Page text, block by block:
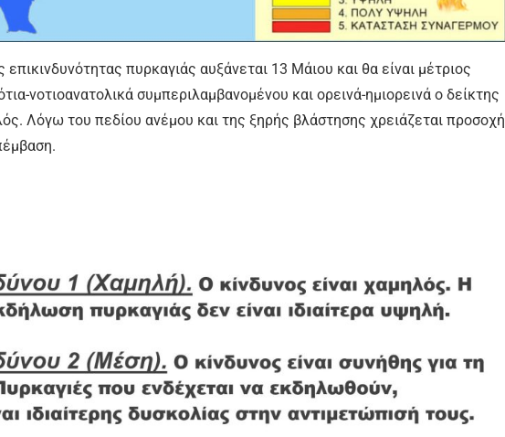
πυρκαγιάς αυξάνεται 13 Μάιου και θα είναι μέτριος
νοτιοανατολικά συμπεριλαμβανομένου και ορεινά-ημιορεινά ο δείκτης
Λόγω του πεδίου ανέμου και της ξηρής βλάστησης χρειάζεται προσοχή